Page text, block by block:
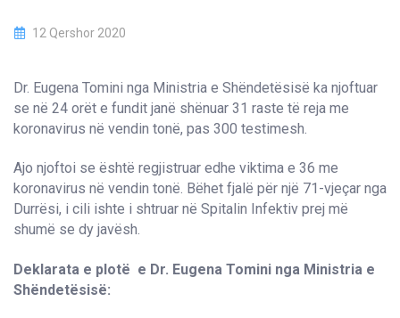
12 Qershor 2020
Dr. Eugena Tomini nga Ministria e Shëndetësisë ka njoftuar
se në 24 orët e fundit janë shënuar 31 raste të reja me
koronavirus në vendin tonë, pas 300 testimesh.
Ajo njoftoi se është regjistruar edhe viktima e 36 me
koronavirus në vendin tonë. Bëhet fjalë për një 71-vjeçar nga
Durrësi, i cili ishte i shtruar në Spitalin Infektiv prej më
shumë se dy javësh.
Deklarata e plotë e Dr. Eugena Tomini nga Ministria e
Shëndetësisë: